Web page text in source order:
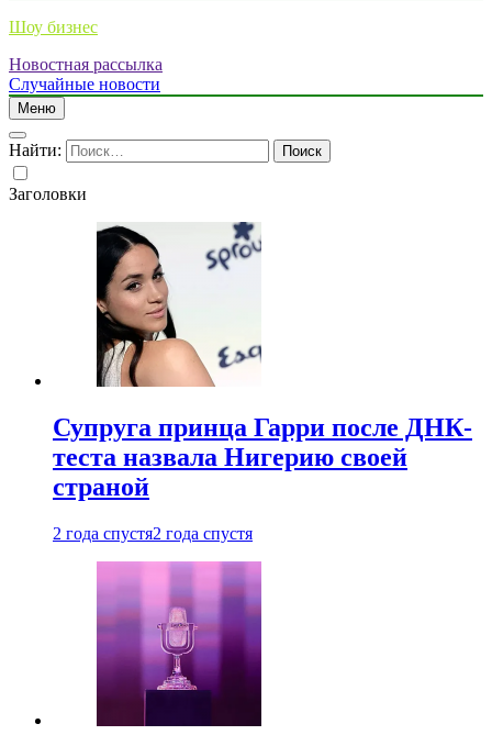
Шоу бизнес
Новостная рассылка
Случайные новости
Меню
Найти:
Заголовки
Супруга принца Гарри после ДНК-
теста назвала Нигерию своей
страной
2 года спустя2 года спустя